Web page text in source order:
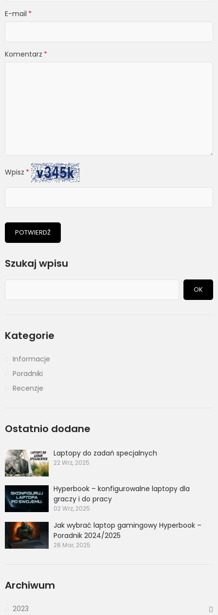
E-mail
Komentarz
Wpisz
POTWIERDŹ
Szukaj wpisu
OK
Kategorie
Informacje
Poradniki
Recenzje
Ostatnio dodane
Laptopy do zadań specjalnych
22 Wrz, 2025
Hyperbook – konfigurowalne laptopy dla
graczy i do pracy
02 Wrz, 2025
Jak wybrać laptop gamingowy Hyperbook –
Poradnik 2024/2025
28 Mar, 2025
Archiwum
2023